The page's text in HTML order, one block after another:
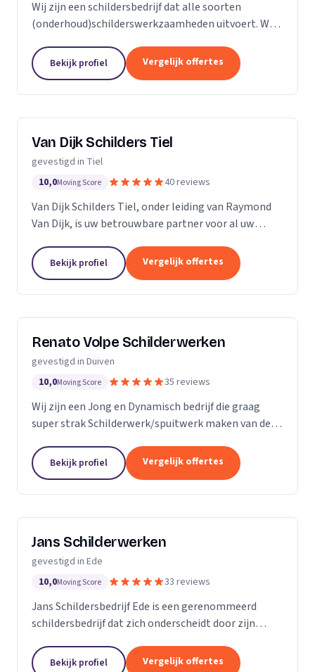
Wij zijn een schildersbedrijf dat alle soorten
(onderhoud)schilderswerkzaamheden uitvoert. We
daarom altijd voor het beste resultaat.
Bekijk profiel Vergelijk offertes
Van Dijk Schilders Tiel
gevestigd in Tiel
10,0Moving Score 40 reviews
Van Dijk Schilders Tiel, onder leiding van Raymond
Van Dijk, is uw betrouwbare partner voor al uw
Sinds de oprichting in 2016, hebben we een sterke...
Bekijk profiel Vergelijk offertes
Renato Volpe Schilderwerken
gevestigd in Duiven
10,0Moving Score 35 reviews
Wij zijn een Jong en Dynamisch bedrijf die graag
super strak Schilderwerk/spuitwerk maken van de
Bekijk profiel Vergelijk offertes
Jans Schilderwerken
gevestigd in Ede
10,0Moving Score 33 reviews
Jans Schildersbedrijf Ede is een gerenommeerd
schildersbedrijf dat zich onderscheidt door zijn
gespecialiseerd in het behandelen van grote...
Bekijk profiel Vergelijk offertes